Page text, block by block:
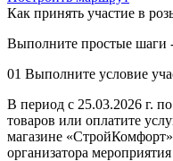
Как принять участие в
Выполните простые шаги
01 Выполните условие
В период с 25.03.2026 г.
товаров или оплатите
магазине
организатора